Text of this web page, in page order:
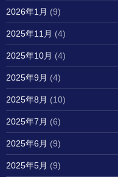
2026年1月 (9)
2025年11月 (4)
2025年10月 (4)
2025年9月 (4)
2025年8月 (10)
2025年7月 (6)
2025年6月 (9)
2025年5月 (9)